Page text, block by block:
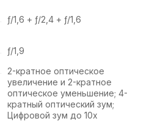
ƒ/1,6 + ƒ/2,4 + ƒ/1,6
ƒ/1,9
2-кратное оптическое
увеличение и 2-кратное
оптическое уменьшение; 4-
кратный оптический зум;
Цифровой зум до 10x